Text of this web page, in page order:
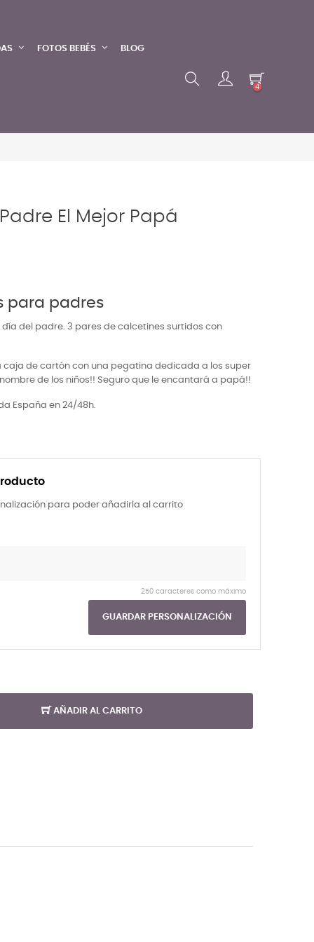
FOTOS BEBÉS BLOG
4
El Mejor Papá
para padres
del padre. 3 pares de calcetines surtidos con
caja de cartón con una pegatina dedicada a los super
de los niños!! Seguro que le encantará a papá!!
España en 24/48h.
para poder añadirla al carrito
250 caracteres como máximo
GUARDAR PERSONALIZACIÓN
AÑADIR AL CARRITO